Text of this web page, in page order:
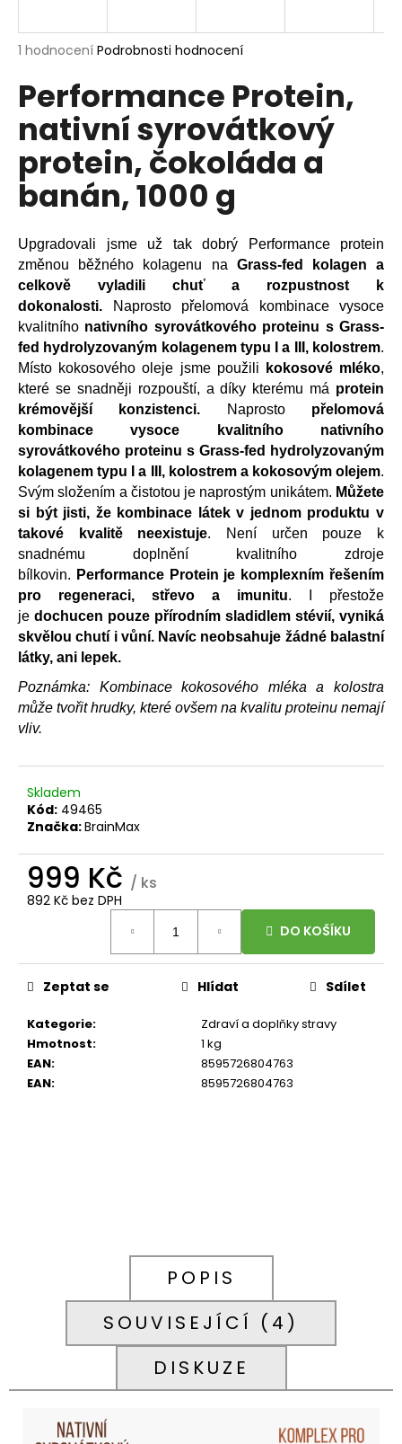
Průměrné
produktu
je
5
hvězdiček.
1 hodnocení Podrobnosti hodnocení
Performance Protein,
nativní syrovátkový
protein, čokoláda a
banán, 1000 g
Upgradovali jsme už tak dobrý Performance protein
změnou běžného kolagenu na Grass-fed kolagen a
celkově vyladili chuť a rozpustnost k
dokonalosti. Naprosto přelomová kombinace vysoce
kvalitního nativního syrovátkového proteinu s Grass-
fed hydrolyzovaným kolagenem typu I a III, kolostrem.
Místo kokosového oleje jsme použili
kokosové mléko,
které se snadněji rozpouští, a díky kterému má protein
krémovější konzistenci.
Naprosto přelomová
kombinace vysoce kvalitního nativního
syrovátkového proteinu s Grass-fed hydrolyzovaným
kolagenem typu I a III, kolostrem a kokosovým olejem.
Svým složením a čistotou je naprostým unikátem. Můžete
si být jisti, že kombinace látek v jednom produktu v
takové kvalitě neexistuje. Není určen pouze k
snadnému doplnění kvalitního zdroje
bílkovin. Performance Protein je komplexním řešením
pro regeneraci, střevo a imunitu. I přestože
je dochucen pouze přírodním sladidlem stévií, vyniká
skvělou chutí i vůní. Navíc neobsahuje žádné balastní
látky, ani lepek.
Poznámka: Kombinace kokosového mléka a kolostra
může tvořit hrudky, které ovšem na kvalitu proteinu nemají
vliv.
Skladem
Kód: 49465
Značka:BrainMax
999 Kč / ks
892 Kč bez DPH
DO KOŠÍKU
Kategorie:
Zdraví a doplňky stravy
Hmotnost:
1 kg
EAN:
8595726804763
EAN: 8595726804763
Zeptat se Hlídat Sdílet
POPIS
SOUVISEJÍCÍ (4)
DISKUZE
j
t
?
HLEDAT
D
o
p
o
r
u
č
u
j
e
m
e
BRAINMAX
SLEEP
MAGNESIUM,
250
MG,
100
KAPSLÍ
(HOŘČÍK,
GABA,
L-
THEANIN,
VITAMÍN
B6,
Z
VIŠNĚ)
699
Kč